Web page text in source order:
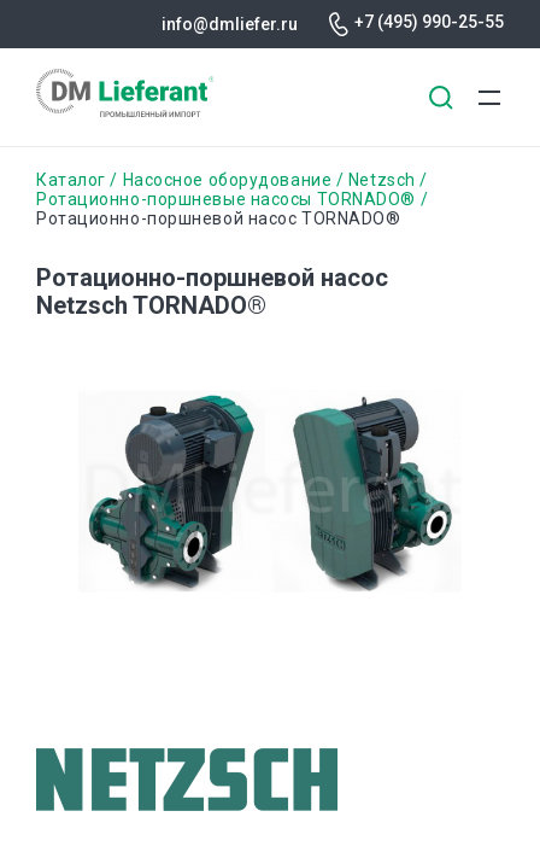
основному
info@dmliefer.ru +7 (495) 990-25-55
Строка
навигации
Каталог Насосное оборудование
Netzsch
Ротационно-поршневые насосы TORNADO®
Ротационно-поршневой насос TORNADO®
Ротационно-поршневой насос
Netzsch TORNADO®